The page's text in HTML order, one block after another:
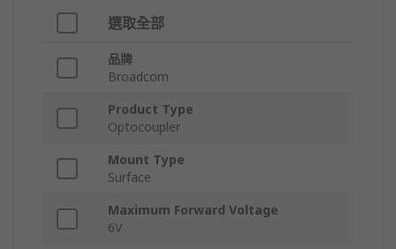
選取全部
品牌
Broadcom
Product Type
Optocoupler
Mount Type
Surface
Maximum Forward Voltage
6V